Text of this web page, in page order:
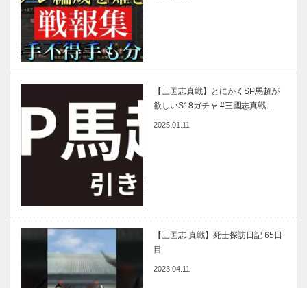
【三国志真戦】とにかくSP馬超が
欲しいS18ガチャ #三國志真戦…
2025.01.11
【三国志 真戦】死士探訪日記 65日
目
2023.04.11